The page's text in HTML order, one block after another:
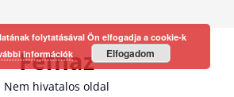
Fefhaz
Nem hivatalos oldal
folytatásával Ön elfogadja a cookie-k
információk Elfogadom